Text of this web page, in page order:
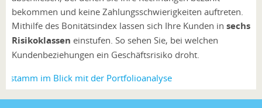
bekommen und keine Zahlungsschwierigkeiten auftreten.
Mithilfe des Bonitätsindex lassen sich Ihre Kunden in sechs
Risikoklassen einstufen. So sehen Sie, bei welchen
Kundenbeziehungen ein Geschäftsrisiko droht.